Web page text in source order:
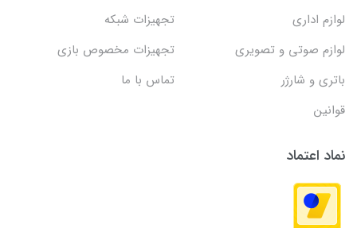
لوازم اداری
تجهیزات شبکه
لوازم صوتی و تصویری
تجهیزات مخصوص بازی
باتری و شارژر
تماس با ما
قوانین
نماد اعتماد